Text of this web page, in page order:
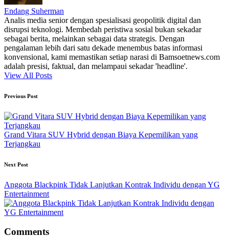
Endang Suherman
Analis media senior dengan spesialisasi geopolitik digital dan
disrupsi teknologi. Membedah peristiwa sosial bukan sekadar
sebagai berita, melainkan sebagai data strategis. Dengan
pengalaman lebih dari satu dekade menembus batas informasi
konvensional, kami memastikan setiap narasi di Bamsoetnews.com
adalah presisi, faktual, dan melampaui sekadar 'headline'.
View All Posts
Post
navigation
Previous Post
Grand Vitara SUV Hybrid dengan Biaya Kepemilikan yang
Terjangkau
Next Post
Anggota Blackpink Tidak Lanjutkan Kontrak Individu dengan YG
Entertainment
Comments